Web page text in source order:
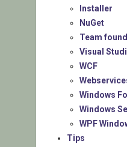
Installer
NuGet
Team
Visual
WCF
Windows
Windows
WPF
Tips